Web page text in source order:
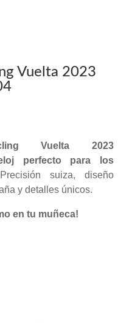
Vuelta 2023
Vuelta 2023
perfecto para los
suiza, diseño
y detalles únicos.
en tu muñeca!